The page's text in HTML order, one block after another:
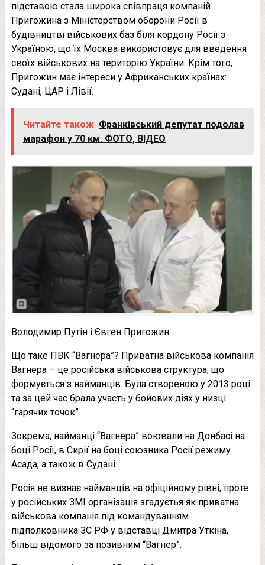
підставою стала широка співпраця компаній
Пригожина з Міністерством оборони Росії в
будівництві військових баз біля кордону Росії з
Україною, що їх Москва використовує для введення
своїх військових на територію України. Крім того,
Пригожин має інтереси у Африканських країнах:
Судані, ЦАР і Лівії.
Читайте також Франківський депутат подолав
марафон у 70 км. ФОТО, ВІДЕО
Володимир Путін і Євген Пригожин
Що таке ПВК “Вагнера”? Приватна військова компанія
Вагнера – це російська військова структура, що
формується з найманців. Була створеною у 2013 році
та за цей час брала участь у бойових діях у низці
“гарячих точок”.
Зокрема, найманці “Вагнера” воювали на Донбасі на
боці Росії, в Сирії на боці союзника Росії режиму
Асада, а також в Судані.
Росія не визнає найманців на офіційному рівні, проте
у російських ЗМІ організація згадуєтья як приватна
військова компанія під командуванням
підполковника ЗС РФ у відставці Дмитра Уткіна,
більш відомого за позивним “Вагнер”.